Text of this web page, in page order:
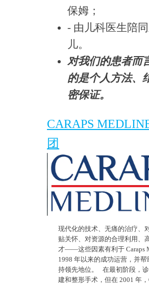
保姆；
- 由儿科医生陪
儿。
对我们的患者而
的是个人方法、
密保证。
CARAPS
团
现代化的技术、无痛的治疗、
贴关怀、对资源的合理利用、
才——这些因素有利于 Caraps
1998 年以来的成功运营，并帮
持领先地位。 在最初阶段，
建和整形手术，但在 2001 年，